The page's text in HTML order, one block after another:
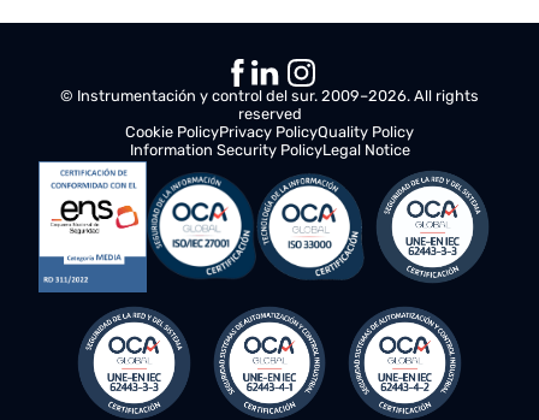
Permite a los ciudadanos anticipar congestiones y
© Instrumentación y control del sur. 2009–2026. All rights
reserved
Cookie Policy Privacy PolicyQuality Policy
Information Security Policy